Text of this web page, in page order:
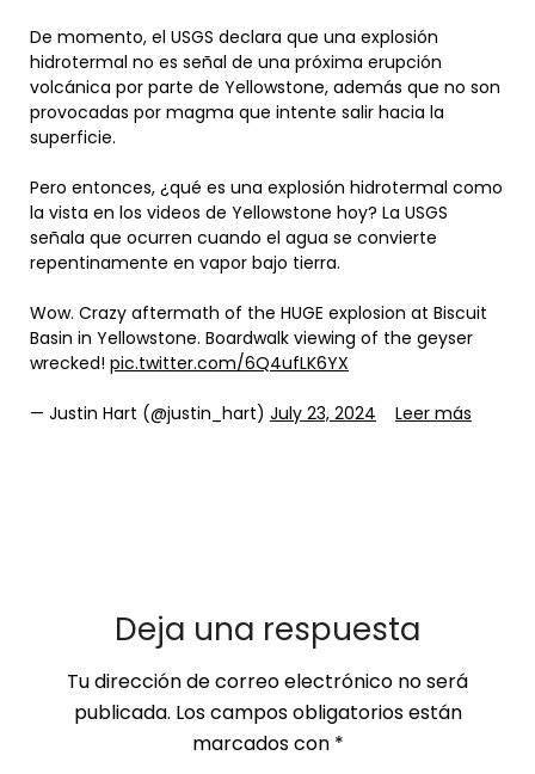
De momento, el USGS declara que una explosión
hidrotermal no es señal de una próxima erupción
volcánica por parte de Yellowstone, además que no son
provocadas por magma que intente salir hacia la
superficie.
Pero entonces, ¿qué es una explosión hidrotermal como
la vista en los videos de Yellowstone hoy? La USGS
señala que ocurren cuando el agua se convierte
repentinamente en vapor bajo tierra.
Wow. Crazy aftermath of the HUGE explosion at Biscuit
Basin in Yellowstone. Boardwalk viewing of the geyser
wrecked! pic.twitter.com/6Q4ufLK6YX
— Justin Hart (@justin_hart) July 23, 2024 Leer más
Deja una respuesta
Tu dirección de correo electrónico no será
publicada. Los campos obligatorios están
marcados con *